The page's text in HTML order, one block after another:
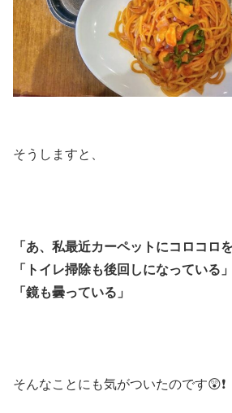
そうしますと、
「あ、私最近カーペットにコロコロ
「トイレ掃除も後回しになっている」
「鏡も曇っている」
そんなことにも気がついたのです😲❗